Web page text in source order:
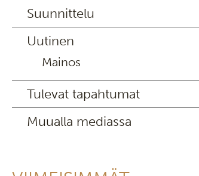
Suunnittelu
Uutinen
Mainos
Tulevat tapahtumat
Muualla mediassa